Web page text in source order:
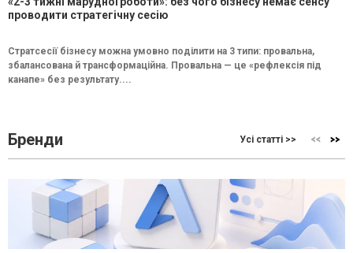
проводити стратегічну сесію
Стратсесії бізнесу можна умовно поділити на 3 типи: провальна,
збалансована й трансформаційна. Провальна — це «рефлексія під
канапе» без результату....
Бренди Усі статті >>